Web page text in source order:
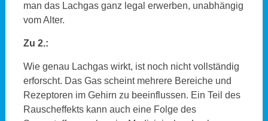
man das Lachgas ganz legal erwerben, unabhängig
vom Alter.
Zu 2.:
Wie genau Lachgas wirkt, ist noch nicht vollständig
erforscht. Das Gas scheint mehrere Bereiche und
Rezeptoren im Gehirn zu beeinflussen. Ein Teil des
Rauscheffekts kann auch eine Folge des